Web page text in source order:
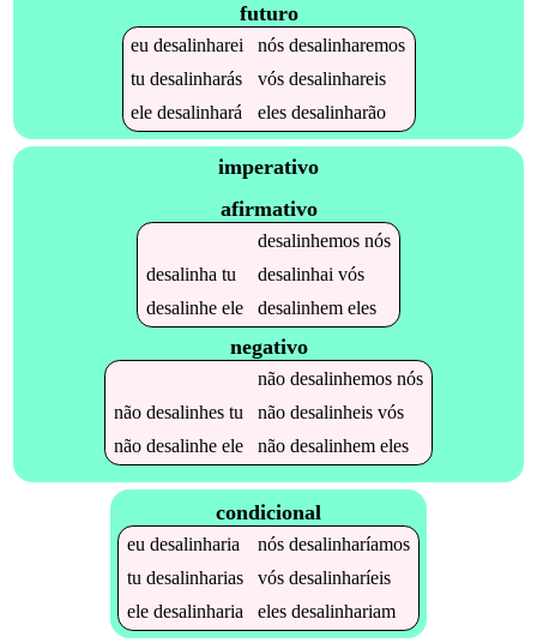
futuro
eudesalinharei nósdesalinharemos
tudesalinharás vósdesalinhareis
eledesalinhará elesdesalinharão
imperativo
afirmativo
desalinhemosnós
desalinha tu desalinhai vós
desalinheele desalinhemeles
negativo
não desalinhemosnós
não desalinhestu não desalinheisvós
não desalinheele não desalinhemeles
condicional
eu desalinharia nós desalinharíamos
tu desalinharias vós desalinharíeis
ele desalinharia eles desalinhariam